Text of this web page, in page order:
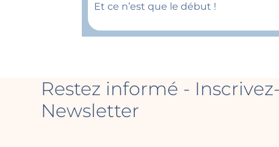
Et ce n’est que le début !
Restez informé -
Newsletter